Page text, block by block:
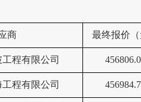
商 最终报价（
程有限公司
程有限公司